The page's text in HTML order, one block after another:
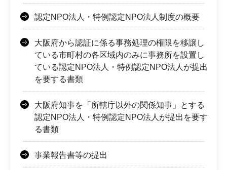
認定NPO法人・特例認定NPO法人制度の概要
大阪府から認証に係る事務処理の権限を移譲し
ている市町村の各区域内のみに事務所を設置し
ている認定NPO法人・特例認定NPO法人が提出
を要する書類
大阪府知事を「所轄庁以外の関係知事」とする
認定NPO法人・特例認定NPO法人が提出を要す
る書類
事業報告書等の提出